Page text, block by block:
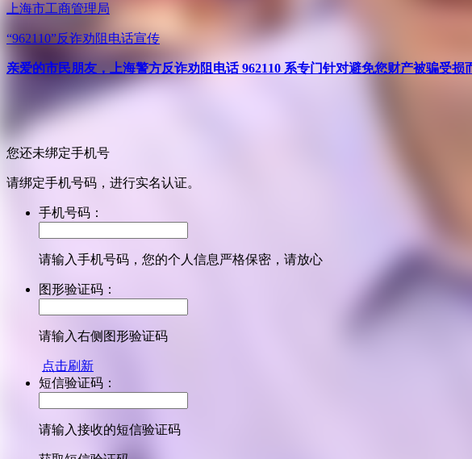
上海市工商管理局
“962110”反诈劝阻电话宣传
亲爱的市民朋友，上海警方反诈劝阻电话 962110 系专门针对避免您财产被骗受损
您还未绑定手机号
请绑定手机号码，进行实名认证。
手机号码：
请输入手机号码，您的个人信息严格保密，请放心
图形验证码：
请输入右侧图形验证码
点击刷新
短信验证码：
请输入接收的短信验证码